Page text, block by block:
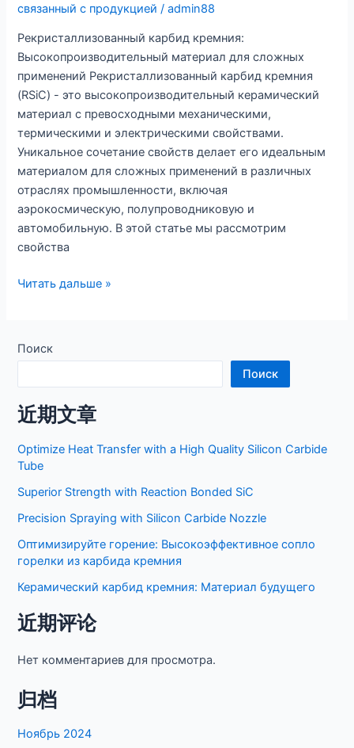
связанный с продукцией /admin88
Рекристаллизованный карбид кремния:
Высокопроизводительный материал для сложных
применений Рекристаллизованный карбид кремния
(RSiC) - это высокопроизводительный керамический
материал с превосходными механическими,
термическими и электрическими свойствами.
Уникальное сочетание свойств делает его идеальным
материалом для сложных применений в различных
отраслях промышленности, включая
аэрокосмическую, полупроводниковую и
автомобильную. В этой статье мы рассмотрим
свойства
Рекристаллизованный
материал
требовательных
применения
Читать дальше »
Поиск
Поиск
近期文章
Optimize Heat Transfer with a High Quality Silicon Carbide
Tube
Superior Strength with Reaction Bonded SiC
Precision Spraying with Silicon Carbide Nozzle
Оптимизируйте горение: Высокоэффективное сопло
горелки из карбида кремния
Керамический карбид кремния: Материал будущего
近期评论
Нет комментариев для просмотра.
归档
Ноябрь 2024